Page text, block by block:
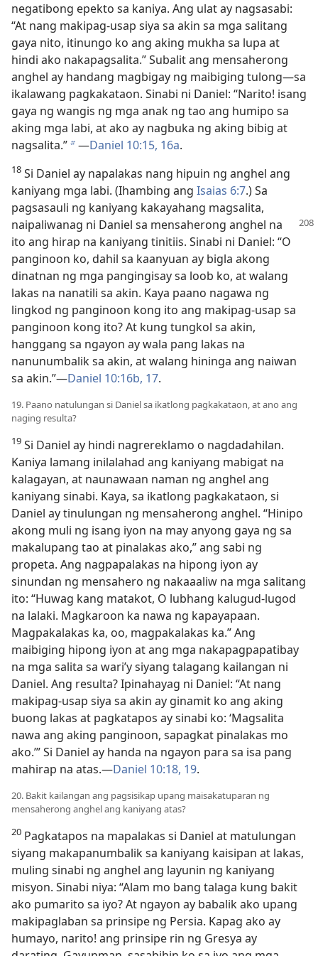
negatibong epekto sa kaniya. Ang ulat ay nagsasabi:
“At nang makipag-usap siya sa akin sa mga salitang
gaya nito, itinungo ko ang aking mukha sa lupa at
hindi ako nakapagsalita.” Subalit ang mensaherong
anghel ay handang magbigay ng maibiging tulong​—sa
ikalawang pagkakataon. Sinabi ni Daniel: “Narito! isang
gaya ng wangis ng mga anak ng tao ang humipo sa
aking mga labi, at ako ay nagbuka ng aking bibig at
nagsalita.”b​—Daniel 10:15, 16a.
18 Si Daniel ay napalakas nang hipuin ng anghel ang
kaniyang mga labi. (Ihambing ang Isaias 6:7.) Sa
pagsasauli ng kaniyang kakayahang magsalita,
naipaliwanag ni Daniel sa mensaherong anghel na
ito ang hirap na kaniyang tinitiis. Sinabi ni Daniel: “O
panginoon ko, dahil sa kaanyuan ay bigla akong
dinatnan ng mga pangingisay sa loob ko, at walang
lakas na nanatili sa akin. Kaya paano nagawa ng
lingkod ng panginoon kong ito ang makipag-usap sa
panginoon kong ito? At kung tungkol sa akin,
hanggang sa ngayon ay wala pang lakas na
nanunumbalik sa akin, at walang hininga ang naiwan
sa akin.”​—Daniel 10:16b, 17.
19. Paano natulungan si Daniel sa ikatlong pagkakataon, at ano ang
naging resulta?
19 Si Daniel ay hindi nagrereklamo o nagdadahilan.
Kaniya lamang inilalahad ang kaniyang mabigat na
kalagayan, at naunawaan naman ng anghel ang
kaniyang sinabi. Kaya, sa ikatlong pagkakataon, si
Daniel ay tinulungan ng mensaherong anghel. “Hinipo
akong muli ng isang iyon na may anyong gaya ng sa
makalupang tao at pinalakas ako,” ang sabi ng
propeta. Ang nagpapalakas na hipong iyon ay
sinundan ng mensahero ng nakaaaliw na mga salitang
ito: “Huwag kang matakot, O lubhang kalugud-lugod
na lalaki. Magkaroon ka nawa ng kapayapaan.
Magpakalakas ka, oo, magpakalakas ka.” Ang
maibiging hipong iyon at ang mga nakapagpapatibay
na mga salita sa wari’y siyang talagang kailangan ni
Daniel. Ang resulta? Ipinahayag ni Daniel: “At nang
makipag-usap siya sa akin ay ginamit ko ang aking
buong lakas at pagkatapos ay sinabi ko: ‘Magsalita
nawa ang aking panginoon, sapagkat pinalakas mo
ako.’” Si Daniel ay handa na ngayon para sa isa pang
mahirap na atas.​—Daniel 10:18, 19.
20. Bakit kailangan ang pagsisikap upang maisakatuparan ng
mensaherong anghel ang kaniyang atas?
20 Pagkatapos na mapalakas si Daniel at matulungan
siyang makapanumbalik sa kaniyang kaisipan at lakas,
muling sinabi ng anghel ang layunin ng kaniyang
misyon. Sinabi niya: “Alam mo bang talaga kung bakit
ako pumarito sa iyo? At ngayon ay babalik ako upang
makipaglaban sa prinsipe ng Persia. Kapag ako ay
humayo, narito! ang prinsipe rin ng Gresya ay